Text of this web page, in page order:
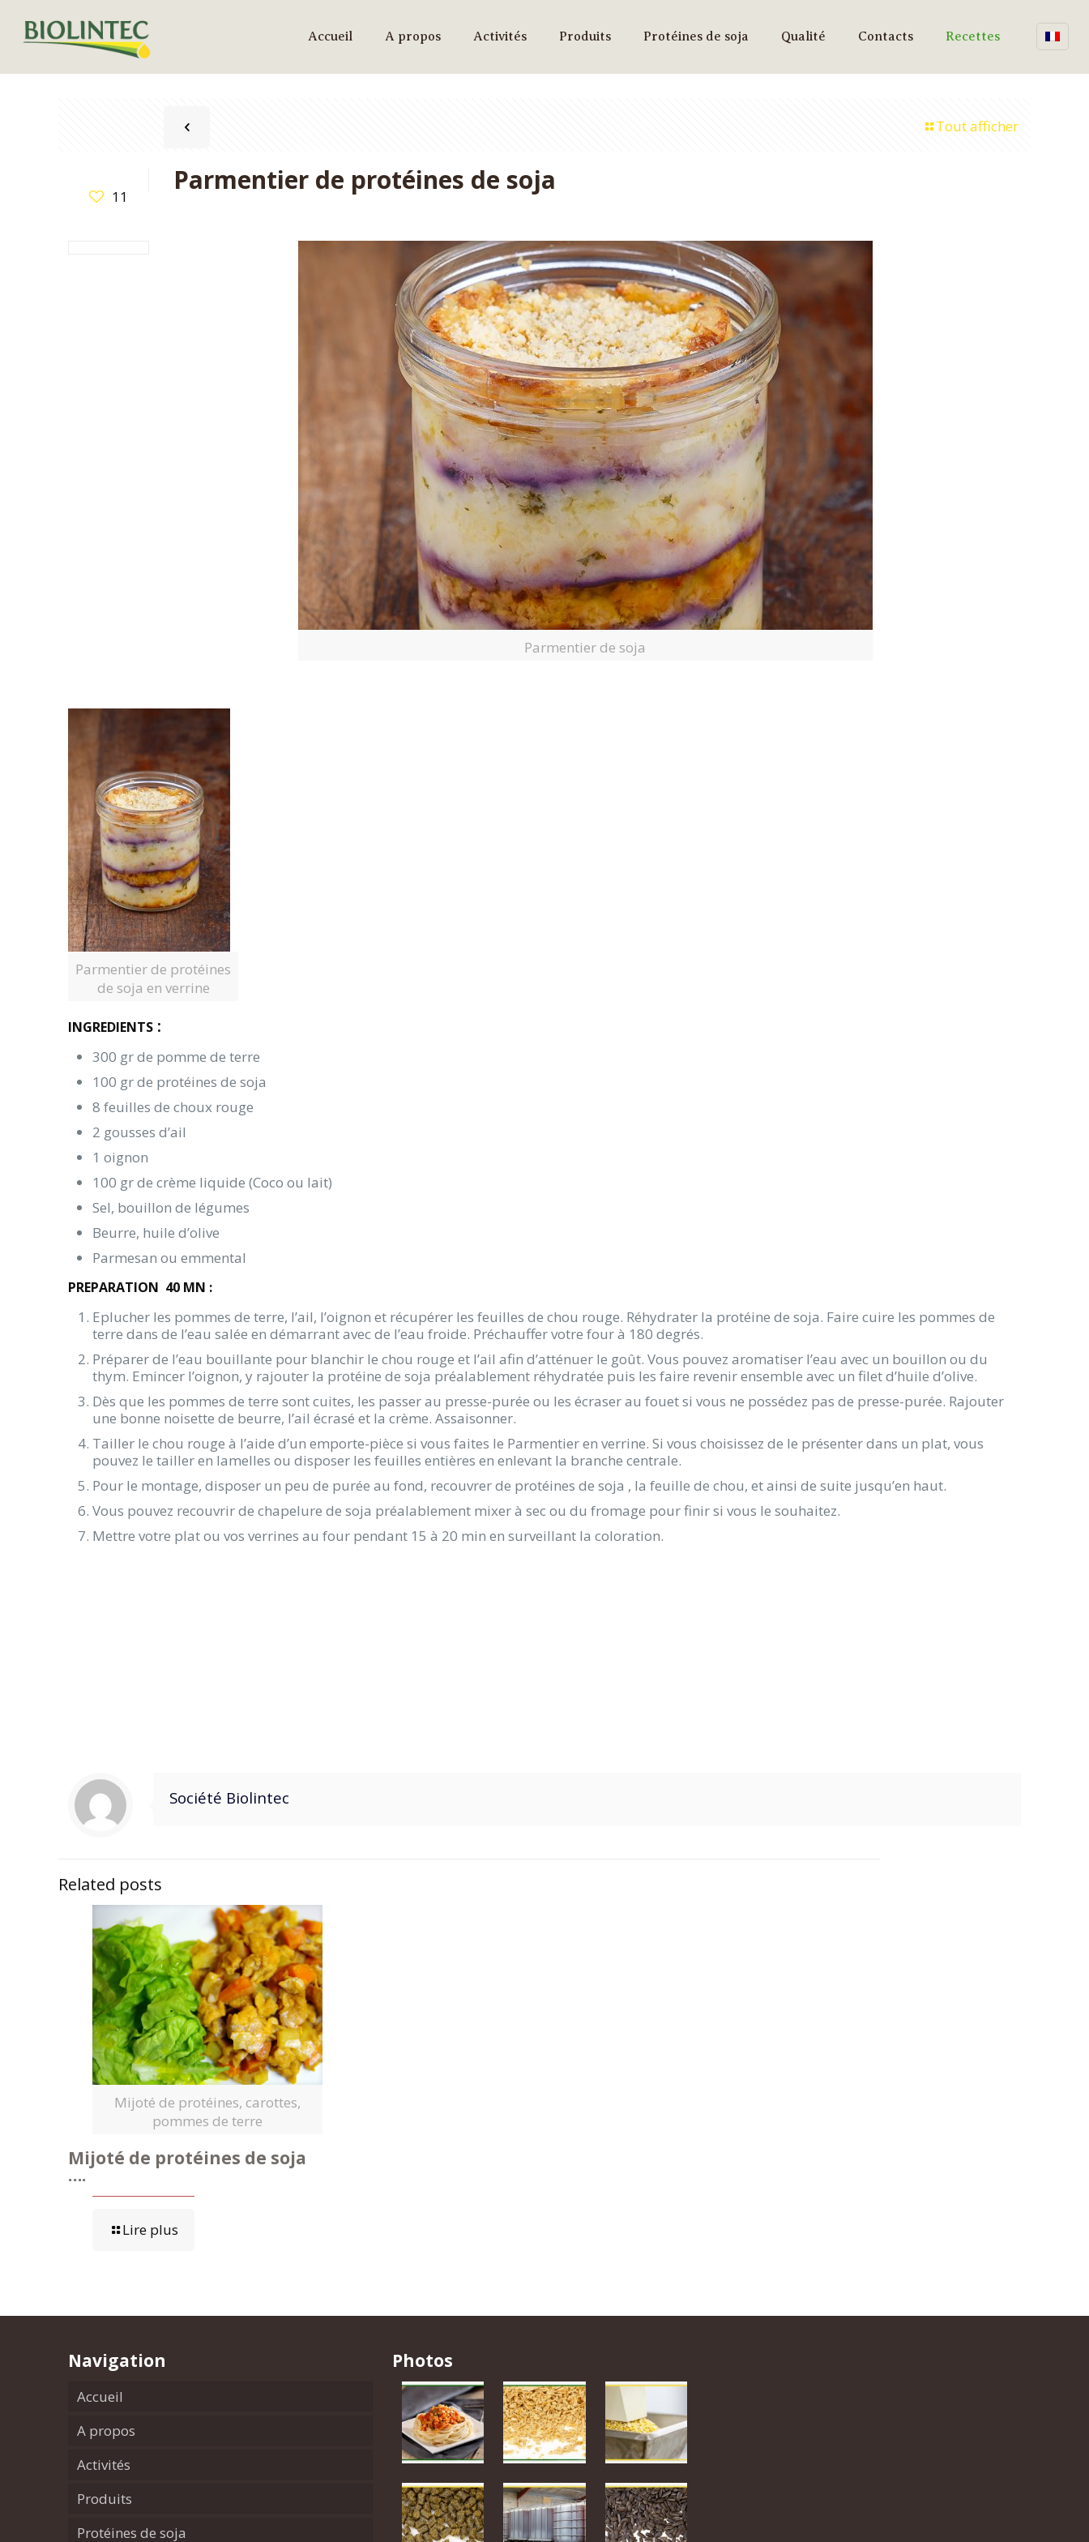
Accueil A propos Activités Produits Protéines de soja Qualité Contacts Recettes
Tout afficher
11
Parmentier de protéines de soja
Parmentier de soja
Parmentier de protéines
de soja en verrine
INGREDIENTS :
300 gr de pomme de terre
100 gr de protéines de soja
8 feuilles de choux rouge
2 gousses d’ail
1 oignon
100 gr de crème liquide (Coco ou lait)
Sel, bouillon de légumes
Beurre, huile d’olive
Parmesan ou emmental
PREPARATION 40 MN :
Eplucher les pommes de terre, l’ail, l’oignon et récupérer les feuilles de chou rouge. Réhydrater la protéine de soja. Faire cuire les pommes de
terre dans de l’eau salée en démarrant avec de l’eau froide. Préchauffer votre four à 180 degrés.
Préparer de l’eau bouillante pour blanchir le chou rouge et l’ail afin d’atténuer le goût. Vous pouvez aromatiser l’eau avec un bouillon ou du
thym. Emincer l’oignon, y rajouter la protéine de soja préalablement réhydratée puis les faire revenir ensemble avec un filet d’huile d’olive.
Dès que les pommes de terre sont cuites, les passer au presse-purée ou les écraser au fouet si vous ne possédez pas de presse-purée. Rajouter
une bonne noisette de beurre, l’ail écrasé et la crème. Assaisonner.
Tailler le chou rouge à l’aide d’un emporte-pièce si vous faites le Parmentier en verrine. Si vous choisissez de le présenter dans un plat, vous
pouvez le tailler en lamelles ou disposer les feuilles entières en enlevant la branche centrale.
Pour le montage, disposer un peu de purée au fond, recouvrer de protéines de soja , la feuille de chou, et ainsi de suite jusqu’en haut.
Vous pouvez recouvrir de chapelure de soja préalablement mixer à sec ou du fromage pour finir si vous le souhaitez.
Mettre votre plat ou vos verrines au four pendant 15 à 20 min en surveillant la coloration.
Société Biolintec
Related posts
Mijoté de protéines, carottes,
pommes de terre
Mijoté de protéines de soja
….
Lire plus
Navigation
Accueil
A propos
Activités
Produits
Protéines de soja
Photos